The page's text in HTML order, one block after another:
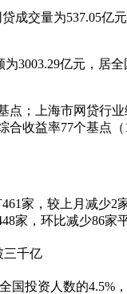
交量为537.05亿
亿元，居
；上海市网贷行
收益率77个基点（
家，较上月减少2
家，环比减少86家平
资人数的4.5%，